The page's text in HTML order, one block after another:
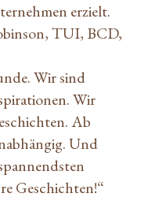
erzielt.
TUI, BCD,
Wir sind
Wir
Ab
Und
Geschichten!“